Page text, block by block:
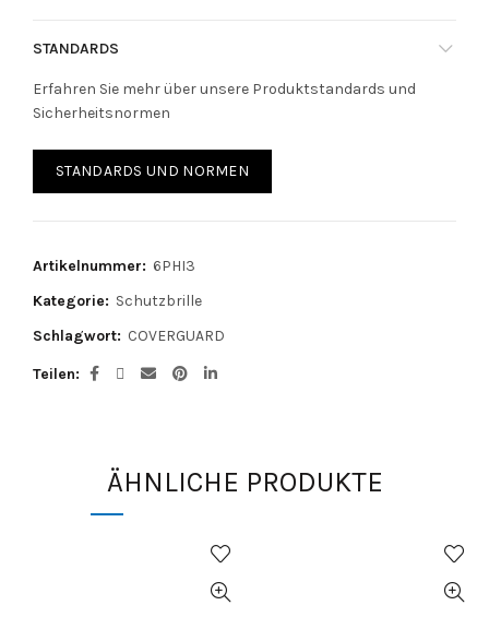
STANDARDS
Erfahren Sie mehr über unsere Produktstandards und
Sicherheitsnormen
STANDARDS UND NORMEN
Artikelnummer: 6PHI3
Kategorie: Schutzbrille
Schlagwort: COVERGUARD
Teilen
ÄHNLICHE PRODUKTE